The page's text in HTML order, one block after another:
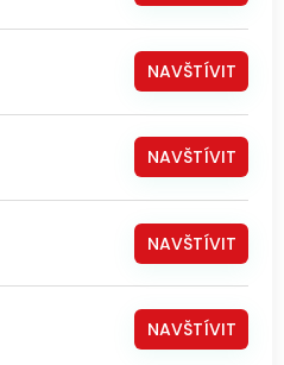
NAVŠTÍVIT
NAVŠTÍVIT
NAVŠTÍVIT
NAVŠTÍVIT